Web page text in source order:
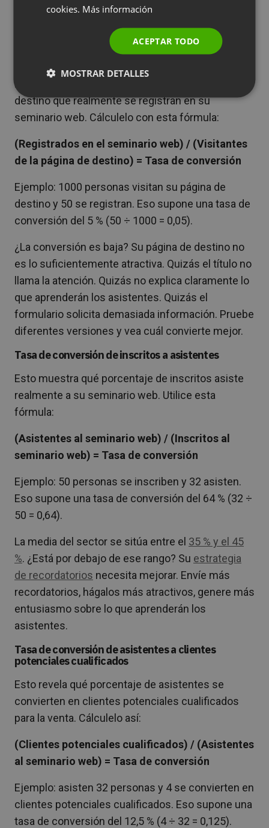
conversión para comprender dónde tiene éxito su
seminario web y dónde falla:
Tasa de conversión de la página de destino a los
Mide el porcentaje de visitantes de la página de
destino que realmente se registran en su
seminario web. Cálculelo con esta fórmula:
(Registrados en el seminario web) / (Visitantes
de la página de destino) = Tasa de conversión
Ejemplo: 1000 personas visitan su página de
destino y 50 se registran. Eso supone una tasa de
conversión del 5 % (50 ÷ 1000 = 0,05).
¿La conversión es baja? Su página de destino no
es lo suficientemente atractiva. Quizás el título no
llama la atención. Quizás no explica claramente lo
que aprenderán los asistentes. Quizás el
formulario solicita demasiada información. Pruebe
diferentes versiones y vea cuál convierte mejor.
Tasa de conversión de inscritos a asistentes
Esto muestra qué porcentaje de inscritos asiste
realmente a su seminario web. Utilice esta
fórmula:
(Asistentes al seminario web) / (Inscritos al
seminario web) = Tasa de conversión
Ejemplo: 50 personas se inscriben y 32 asisten.
Eso supone una tasa de conversión del 64 % (32 ÷
50 = 0,64).
La media del sector se sitúa entre el 35 % y el 45
%. ¿Está por debajo de ese rango? Su estrategia
de recordatorios necesita mejorar. Envíe más
recordatorios, hágalos más atractivos, genere más
entusiasmo sobre lo que aprenderán los
asistentes.
Tasa de conversión de asistentes a clientes
potenciales cualificados
Esto revela qué porcentaje de asistentes se
convierten en clientes potenciales cualificados
para la venta. Cálculelo así:
(Clientes potenciales cualificados) / (Asistentes
al seminario web) = Tasa de conversión
Ejemplo: asisten 32 personas y 4 se convierten en
clientes potenciales cualificados. Eso supone una
tasa de conversión del 12,5 % (4 ÷ 32 = 0,125).
RUSSIAN
SPANISH
cookies. Más información
ACEPTAR TODO
MOSTRAR DETALLES